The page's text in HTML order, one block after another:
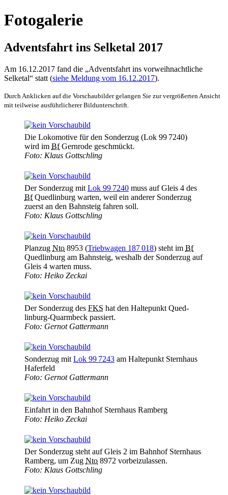
Fotogalerie
Adventsfahrt ins Selketal 2017
Am 16.12.2017 fand die „Adventsfahrt ins vorweihnachtliche
Selketal“ statt (siehe Meldung vom 16.12.2017).
Durch Anklicken auf die Vorschaubilder gelangen Sie zur vergrößerten Ansicht
mit teilweise ausführlicherer Bildunterschrift.
Die Lokomotive für den Sonder­zug (Lok 99 7240)
wird im BfGern­rode geschmückt.
Foto: Klaus Gottschling
Der Sonder­zug mit Lok 99 7240 muss auf Gleis 4 des
BfQued­linburg warten, weil ein anderer Sonder­zug
zuerst an den Bahnsteig fahren soll.
Foto: Klaus Gottschling
Planzug Nto 8953 (Triebwagen 187 018) steht im Bf
Qued­linburg am Bahnsteig, weshalb der Sonder­zug auf
Gleis 4 warten muss.
Foto: Heiko Zeckai
Der Sonder­zug des FKS hat den Haltepunkt Qued­
linburg-Quarmbeck passiert.
Foto: Gernot Gattermann
Sonder­zug mit Lok 99 7243 am Haltepunkt Sternhaus
Haferfeld
Foto: Gernot Gattermann
Einfahrt in den Bahnhof Sternhaus Ramberg
Foto: Heiko Zeckai
Der Sonder­zug steht auf Gleis 2 im Bahnhof Sternhaus
Ramberg, um Zug Nto 8972 vorbeizulassen.
Foto: Klaus Gottschling